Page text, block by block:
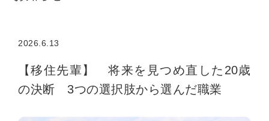
2026.6.13
【移住先輩】 将来を見つめ直した20歳
の決断 3つの選択肢から選んだ職業